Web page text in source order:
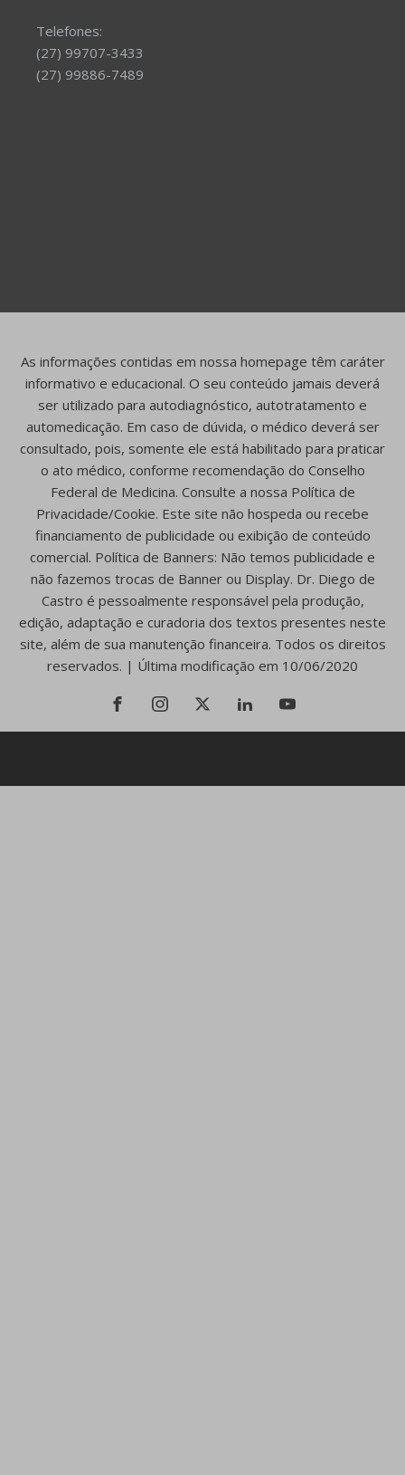
Telefones:
(27) 99707-3433
(27) 99886-7489
As informações contidas em nossa homepage têm caráter
informativo e educacional. O seu conteúdo jamais deverá
ser utilizado para autodiagnóstico, autotratamento e
automedicação. Em caso de dúvida, o médico deverá ser
consultado, pois, somente ele está habilitado para praticar
o ato médico, conforme recomendação do Conselho
Federal de Medicina. Consulte a nossa Política de
Privacidade/Cookie. Este site não hospeda ou recebe
financiamento de publicidade ou exibição de conteúdo
comercial. Política de Banners: Não temos publicidade e
não fazemos trocas de Banner ou Display. Dr. Diego de
Castro é pessoalmente responsável pela produção,
edição, adaptação e curadoria dos textos presentes neste
site, além de sua manutenção financeira. Todos os direitos
reservados. | Última modificação em 10/06/2020